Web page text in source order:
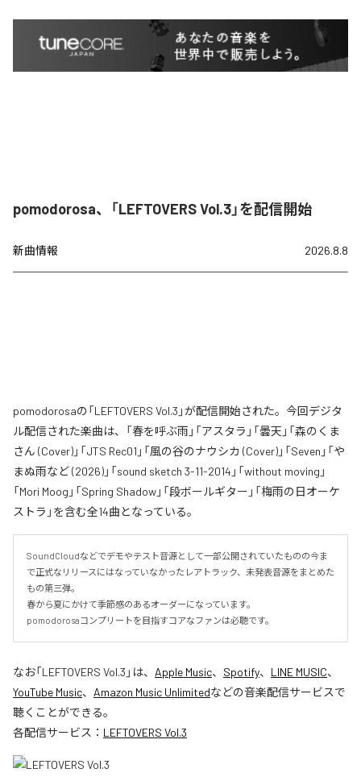
pomodorosa、「LEFTOVERS Vol.3」を配信開始
新曲情報 2026.8.8
pomodorosaの「LEFTOVERS Vol.3」が配信開始された。今回デジタ
ル配信された楽曲は、「春を呼ぶ雨」「アスタラ」「曇天」「森のくま
さん (Cover)」「JTS Rec01」「風の谷のナウシカ (Cover)」「Seven」「や
まぬ雨など (2026)」「sound sketch 3-11-2014」「without moving」
「Mori Moog」「Spring Shadow」「段ボールギター」「梅雨の日オーケ
ストラ」を含む全14曲となっている。
SoundCloudなどでデモやテスト音源として一部公開されていたものの今ま
で正式なリリースにはなっていなかったレアトラック、未発表音源をまとめた
もの第三弾。
春から夏にかけて季節感のあるオーダーになっています。
pomodorosaコンプリートを目指すコアなファンは必聴です。
なお「LEFTOVERS Vol.3 」は、 Apple Music、 Spotify、 LINE MUSIC、
YouTube Music、 Amazon Music Unlimitedなどの音楽配信サービスで
聴くことができる。
各配信サービス： LEFTOVERS Vol.3